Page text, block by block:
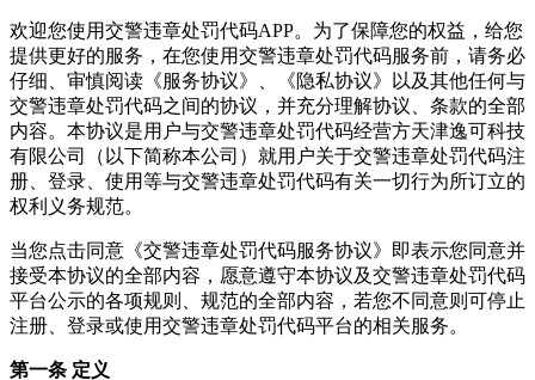
欢迎您使用交警违章处罚代码APP。为了保障您的权益，给您
提供更好的服务，在您使用交警违章处罚代码服务前，请务必
仔细、审慎阅读《服务协议》、《隐私协议》以及其他任何与
交警违章处罚代码之间的协议，并充分理解协议、条款的全部
内容。本协议是用户与交警违章处罚代码经营方天津逸可科技
有限公司（以下简称本公司）就用户关于交警违章处罚代码注
册、登录、使用等与交警违章处罚代码有关一切行为所订立的
权利义务规范。
当您点击同意《交警违章处罚代码服务协议》即表示您同意并
接受本协议的全部内容，愿意遵守本协议及交警违章处罚代码
平台公示的各项规则、规范的全部内容，若您不同意则可停止
注册、登录或使用交警违章处罚代码平台的相关服务。
第一条 定义